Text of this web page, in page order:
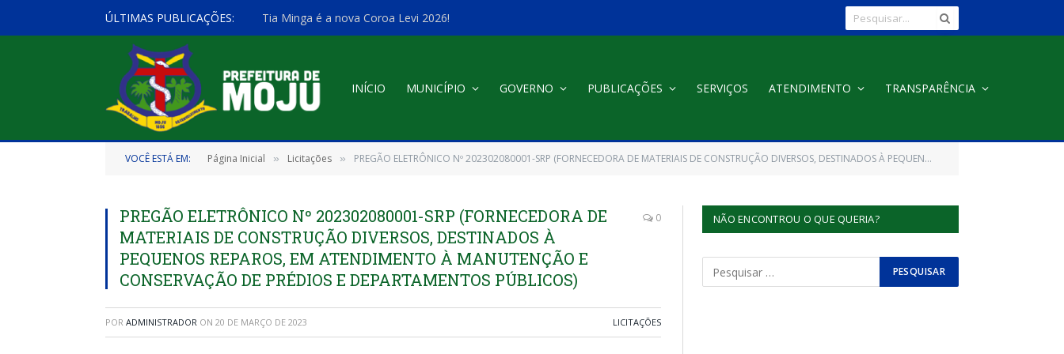
ÚLTIMAS PUBLICAÇÕES: Tia Minga é a nova Coroa Levi 2026!
INÍCIO MUNICÍPIO GOVERNO PUBLICAÇÕES SERVIÇOS ATENDIMENTO TRANSPARÊNCIA
VOCÊ ESTÁ EM: Página Inicial » Licitações » PREGÃO ELETRÔNICO Nº 202302080001-SRP (FORNECEDORA DE MATERIAIS DE CONSTRUÇÃO DIVERSOS, DESTINADOS À PEQUENOS REPAROS, EM ATENDIMENTO À MANUTENÇÃO E CONSERVAÇÃO DE PRÉDIOS E DEPARTAMENTOS PÚBLICOS)
PREGÃO ELETRÔNICO Nº 202302080001-SRP (FORNECEDORA DE
MATERIAIS DE CONSTRUÇÃO DIVERSOS, DESTINADOS À
PEQUENOS REPAROS, EM ATENDIMENTO À MANUTENÇÃO E
CONSERVAÇÃO DE PRÉDIOS E DEPARTAMENTOS PÚBLICOS)
0
POR ADMINISTRADOR ON 20 DE MARÇO DE 2023 LICITAÇÕES
NÃO ENCONTROU O QUE QUERIA?